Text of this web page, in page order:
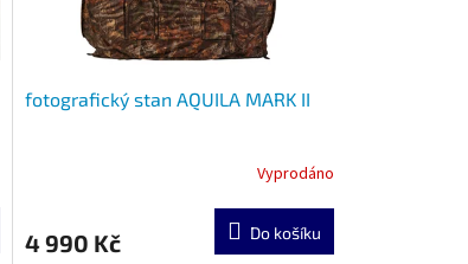
fotografický stan AQUILA MARK II
Vyprodáno
4 990 Kč Do košíku